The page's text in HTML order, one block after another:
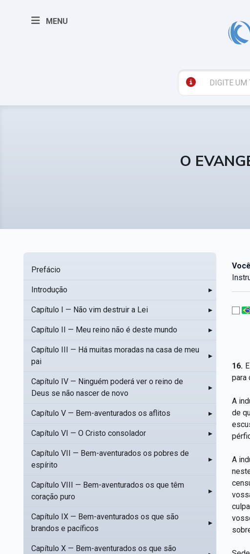
MENU
O
Prefácio
Introdução ▸
Capítulo I — Não vim destruir a Lei ▸
Capítulo II — Meu reino não é deste mundo ▸
Capítulo III — Há muitas moradas na casa de meu
pai
▸
Capítulo IV — Ninguém poderá ver o reino de
Deus se não nascer de novo
▸
Capítulo V — Bem-aventurados os aflitos ▸
Capítulo VI — O Cristo consolador ▸
Capítulo VII — Bem-aventurados os pobres de
espírito
▸
Capítulo VIII — Bem-aventurados os que têm
coração puro
▸
Capítulo IX — Bem-aventurados os que são
brandos e pacíficos
▸
Capítulo X — Bem-aventurados os que são
16.
para
A
de
A